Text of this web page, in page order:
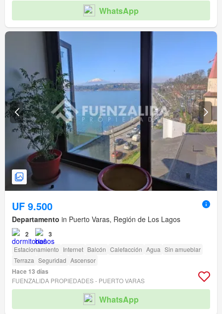
WhatsApp
UF 9.500
Departamento in Puerto Varas, Región de Los Lagos
2 3
Estacionamiento Internet Balcón Calefacción Agua Sin amueblar
Terraza Seguridad Ascensor
Hace 13 días
FUENZALIDA PROPIEDADES - PUERTO VARAS
WhatsApp